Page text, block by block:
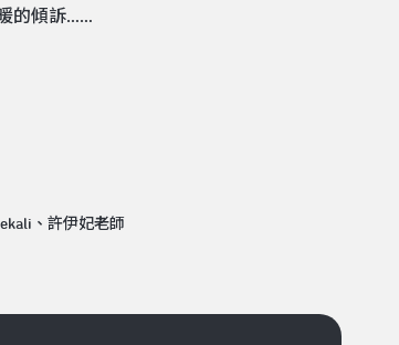
的傾訴……
、許伊妃老師